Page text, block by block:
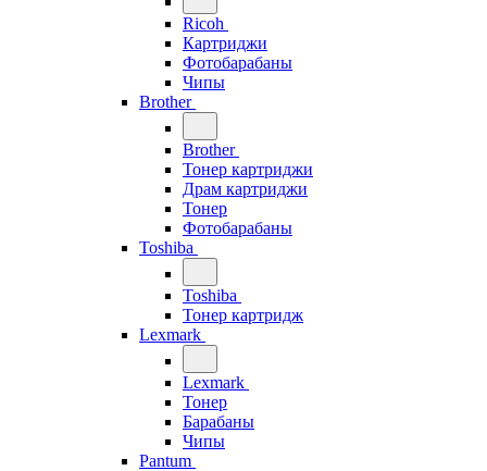
Ricoh
Картриджи
Фотобарабаны
Чипы
Brother
Brother
Тонер картриджи
Драм картриджи
Тонер
Фотобарабаны
Toshiba
Toshiba
Тонер картридж
Lexmark
Lexmark
Тонер
Барабаны
Чипы
Pantum